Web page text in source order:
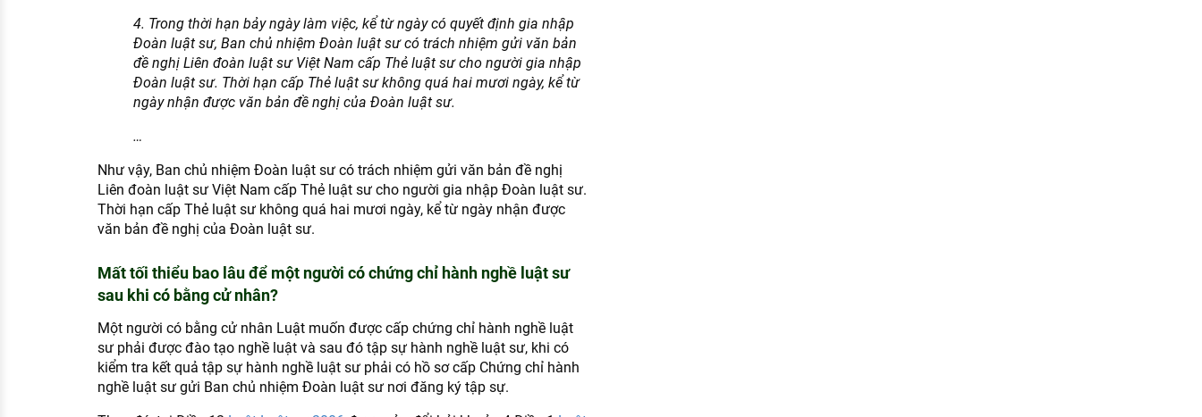
4. Trong thời hạn bảy ngày làm việc, kể từ ngày có quyết định gia nhập
Đoàn luật sư, Ban chủ nhiệm Đoàn luật sư có trách nhiệm gửi văn bản
đề nghị Liên đoàn luật sư Việt Nam cấp Thẻ luật sư cho người gia nhập
Đoàn luật sư. Thời hạn cấp Thẻ luật sư không quá hai mươi ngày, kể từ
ngày nhận được văn bản đề nghị của Đoàn luật sư.
…
Như vậy, Ban chủ nhiệm Đoàn luật sư có trách nhiệm gửi văn bản đề nghị
Liên đoàn luật sư Việt Nam cấp Thẻ luật sư cho người gia nhập Đoàn luật sư.
Thời hạn cấp Thẻ luật sư không quá hai mươi ngày, kể từ ngày nhận được
văn bản đề nghị của Đoàn luật sư.
Mất tối thiểu bao lâu để một người có chứng chỉ hành nghề luật sư
sau khi có bằng cử nhân?
Một người có bằng cử nhân Luật muốn được cấp chứng chỉ hành nghề luật
sư phải được đào tạo nghề luật và sau đó tập sự hành nghề luật sư, khi có
kiểm tra kết quả tập sự hành nghề luật sư phải có hồ sơ cấp Chứng chỉ hành
nghề luật sư gửi Ban chủ nhiệm Đoàn luật sư nơi đăng ký tập sự.